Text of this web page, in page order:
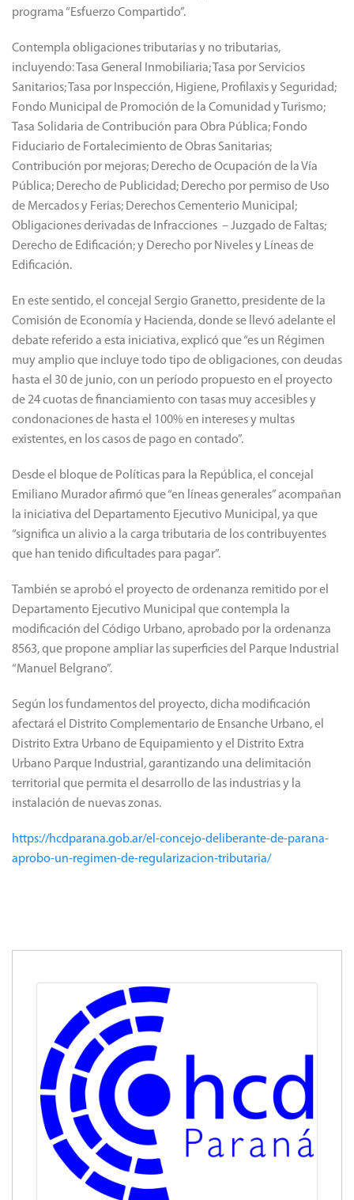
programa “Esfuerzo Compartido”.
Contempla obligaciones tributarias y no tributarias,
incluyendo: Tasa General Inmobiliaria; Tasa por Servicios
Sanitarios; Tasa por Inspección, Higiene, Profilaxis y Seguridad;
Fondo Municipal de Promoción de la Comunidad y Turismo;
Tasa Solidaria de Contribución para Obra Pública; Fondo
Fiduciario de Fortalecimiento de Obras Sanitarias;
Contribución por mejoras; Derecho de Ocupación de la Vía
Pública; Derecho de Publicidad; Derecho por permiso de Uso
de Mercados y Ferias; Derechos Cementerio Municipal;
Obligaciones derivadas de Infracciones – Juzgado de Faltas;
Derecho de Edificación; y Derecho por Niveles y Líneas de
Edificación.
En este sentido, el concejal Sergio Granetto, presidente de la
Comisión de Economía y Hacienda, donde se llevó adelante el
debate referido a esta iniciativa, explicó que “es un Régimen
muy amplio que incluye todo tipo de obligaciones, con deudas
hasta el 30 de junio, con un período propuesto en el proyecto
de 24 cuotas de financiamiento con tasas muy accesibles y
condonaciones de hasta el 100% en intereses y multas
existentes, en los casos de pago en contado”.
Desde el bloque de Políticas para la República, el concejal
Emiliano Murador afirmó que “en líneas generales” acompañan
la iniciativa del Departamento Ejecutivo Municipal, ya que
“significa un alivio a la carga tributaria de los contribuyentes
que han tenido dificultades para pagar”.
También se aprobó el proyecto de ordenanza remitido por el
Departamento Ejecutivo Municipal que contempla la
modificación del Código Urbano, aprobado por la ordenanza
8563, que propone ampliar las superficies del Parque Industrial
“Manuel Belgrano”.
Según los fundamentos del proyecto, dicha modificación
afectará el Distrito Complementario de Ensanche Urbano, el
Distrito Extra Urbano de Equipamiento y el Distrito Extra
Urbano Parque Industrial, garantizando una delimitación
territorial que permita el desarrollo de las industrias y la
instalación de nuevas zonas.
https://hcdparana.gob.ar/el-concejo-deliberante-de-parana-
aprobo-un-regimen-de-regularizacion-tributaria/